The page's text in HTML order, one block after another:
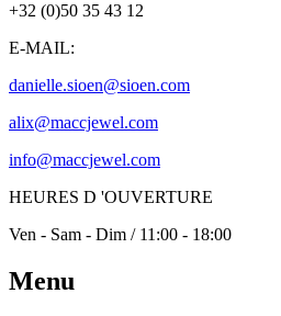
+32 (0)50 35 43 12
E-MAIL:
danielle.sioen@sioen.com
alix@maccjewel.com
info@maccjewel.com
HEURES D 'OUVERTURE
Ven - Sam - Dim / 11:00 - 18:00
Menu